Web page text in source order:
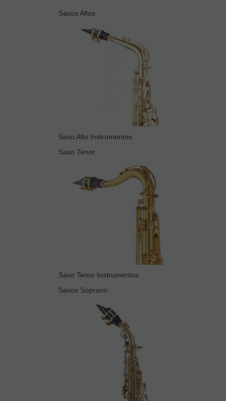
Saxos Altos
Saxo Alto Instrumentos
Saxo Tenor
Saxo Tenor Instrumentos
Saxos Soprano